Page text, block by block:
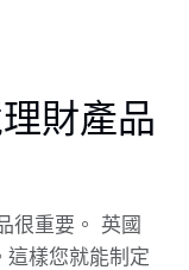
財產品
很重要。 英國
這樣您就能制定